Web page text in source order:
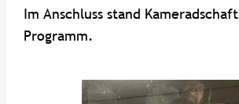
Im Anschluss stand
Programm.